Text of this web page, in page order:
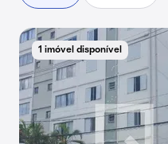
1 imóvel disponível